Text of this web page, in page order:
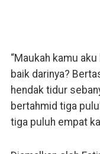
“Maukah kamu
baik darinya?
hendak tidur
bertahmid tiga
tiga puluh empat